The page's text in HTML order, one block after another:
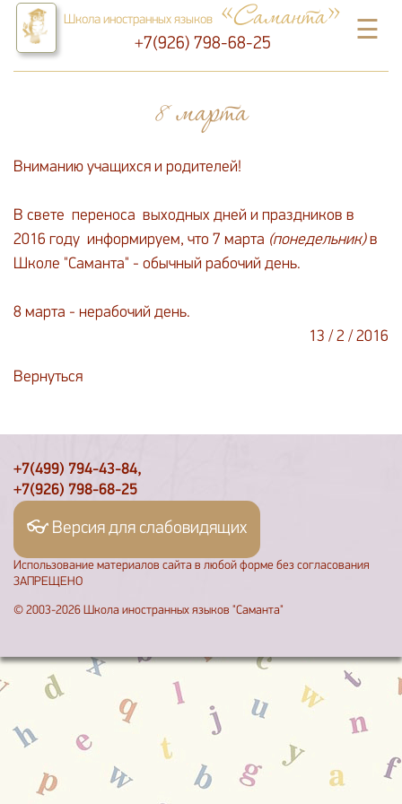
Школа иностранных языков «Саманта»
+7(926) 798-68-25 ☰
8 марта
Вниманию учащихся и родителей!
В свете переноса выходных дней и праздников в
2016 году информируем, что 7 марта (понедельник)в
Школе "Саманта" - обычный рабочий день.
8 марта - нерабочий день.
13 / 2 / 2016
Вернуться
+7(499) 794-43-84,
+7(926) 798-68-25
👓 Версия для слабовидящих
Использование материалов сайта в любой форме без согласования
ЗАПРЕЩЕНО
© 2003-2026 Школа иностранных языков "Саманта"